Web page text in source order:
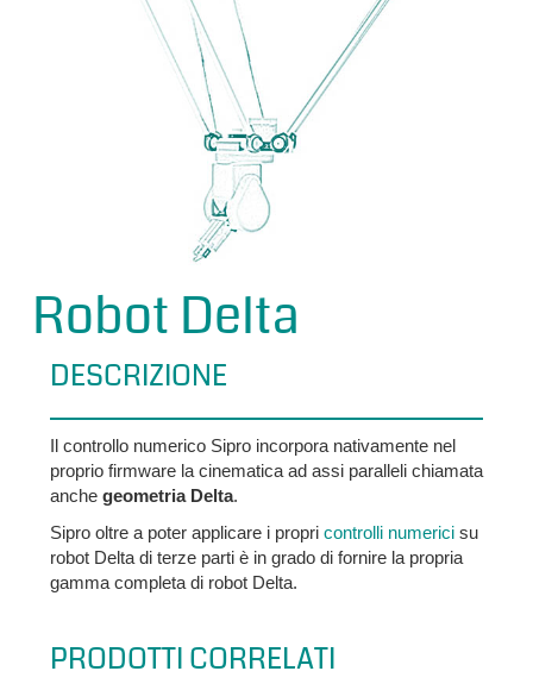
Robot Delta
DESCRIZIONE
Il controllo numerico Sipro incorpora nativamente nel
proprio firmware la cinematica ad assi paralleli chiamata
anche geometria Delta.
Sipro oltre a poter applicare i propri controlli numerici su
robot Delta di terze parti è in grado di fornire la propria
gamma completa di robot Delta.
PRODOTTI CORRELATI